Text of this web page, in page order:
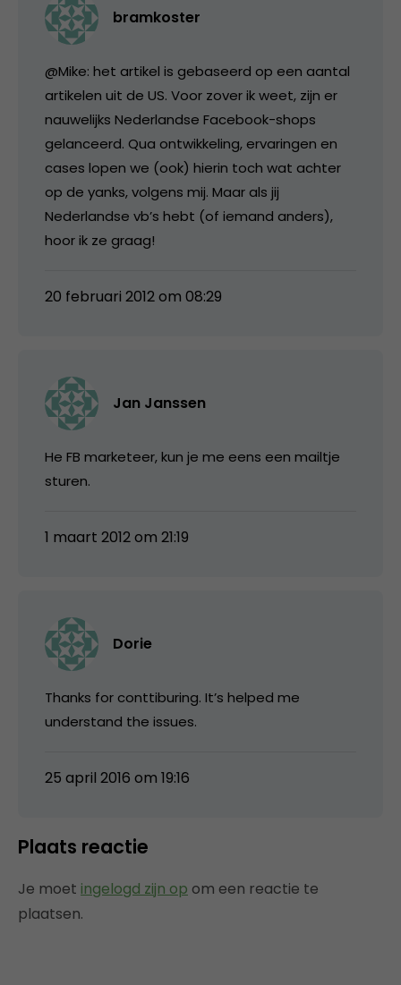
bramkoster
@Mike: het artikel is gebaseerd op een aantal
artikelen uit de US. Voor zover ik weet, zijn er
nauwelijks Nederlandse Facebook-shops
gelanceerd. Qua ontwikkeling, ervaringen en
cases lopen we (ook) hierin toch wat achter
op de yanks, volgens mij. Maar als jij
Nederlandse vb’s hebt (of iemand anders),
hoor ik ze graag!
20 februari 2012 om 08:29
Jan Janssen
He FB marketeer, kun je me eens een mailtje
sturen.
1 maart 2012 om 21:19
Dorie
Thanks for conttiburing. It’s helped me
understand the issues.
25 april 2016 om 19:16
Plaats reactie
Je moet ingelogd zijn op om een reactie te
plaatsen.